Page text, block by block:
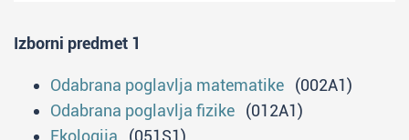
sopstvenu praksu i preduzmu aktivnosti
kojima se ona može unaprediti.
Osposobljeni su da komuniciraju sa
roditeljima, kolegama i lokalnom
Izborni predmet 1
Odabrana poglavlja matematike (002A1)
Odabrana poglavlja fizike (012A1)
Ekologija (051S1)